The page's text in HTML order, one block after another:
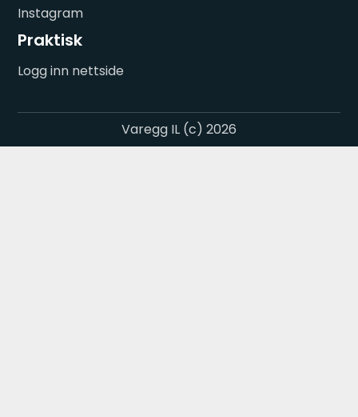
Instagram
Praktisk
Logg inn nettside
Varegg IL (c) 2026